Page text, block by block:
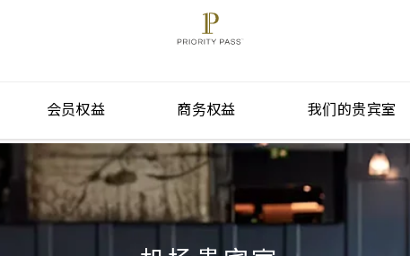
会员权益 商务权益 我们的贵宾室